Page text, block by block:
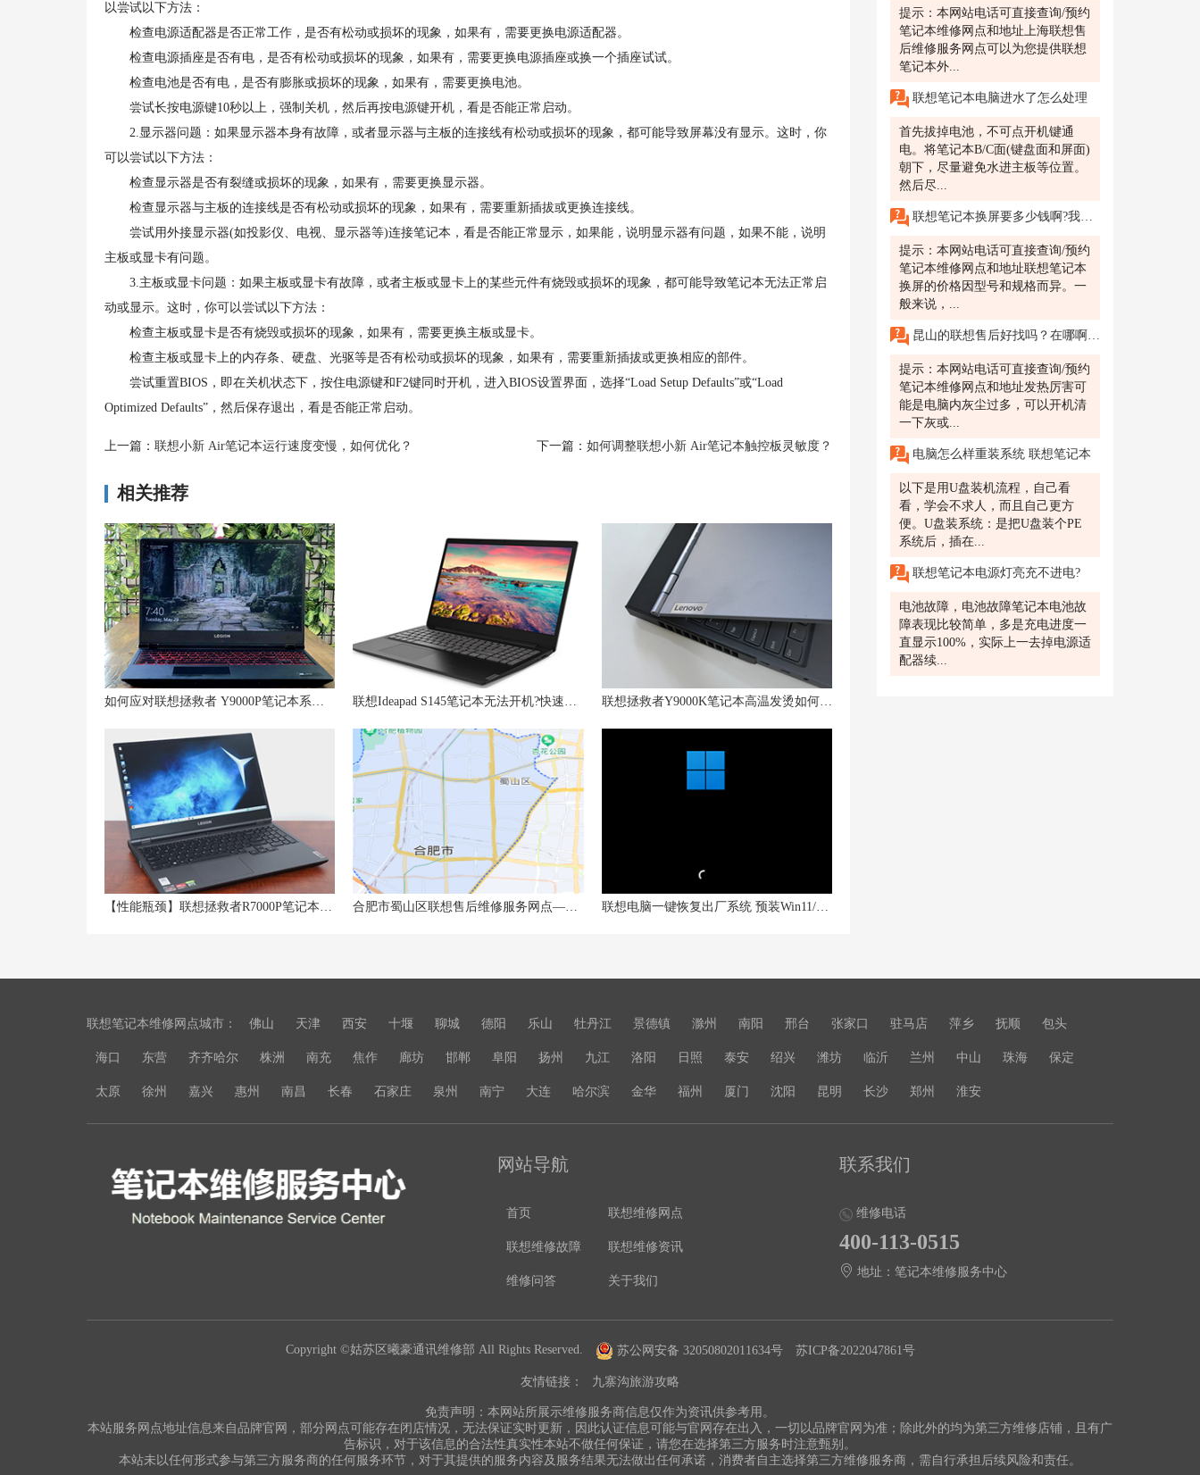
以尝试以下方法：
检查电源适配器是否正常工作，是否有松动或损坏的现象，如果有，需要更换电源适配器。
检查电源插座是否有电，是否有松动或损坏的现象，如果有，需要更换电源插座或换一个插座试试。
检查电池是否有电，是否有膨胀或损坏的现象，如果有，需要更换电池。
尝试长按电源键10秒以上，强制关机，然后再按电源键开机，看是否能正常启动。
2.显示器问题：如果显示器本身有故障，或者显示器与主板的连接线有松动或损坏的现象，都可能导致屏幕没有显示。这时，你
可以尝试以下方法：
检查显示器是否有裂缝或损坏的现象，如果有，需要更换显示器。
检查显示器与主板的连接线是否有松动或损坏的现象，如果有，需要重新插拔或更换连接线。
尝试用外接显示器(如投影仪、电视、显示器等)连接笔记本，看是否能正常显示，如果能，说明显示器有问题，如果不能，说明
主板或显卡有问题。
3.主板或显卡问题：如果主板或显卡有故障，或者主板或显卡上的某些元件有烧毁或损坏的现象，都可能导致笔记本无法正常启
动或显示。这时，你可以尝试以下方法：
检查主板或显卡是否有烧毁或损坏的现象，如果有，需要更换主板或显卡。
检查主板或显卡上的内存条、硬盘、光驱等是否有松动或损坏的现象，如果有，需要重新插拔或更换相应的部件。
尝试重置BIOS，即在关机状态下，按住电源键和F2键同时开机，进入BIOS设置界面，选择“Load Setup Defaults”或“Load
Optimized Defaults”，然后保存退出，看是否能正常启动。
上一篇： 联想小新 Air笔记本运行速度变慢，如何优化？ 下一篇： 如何调整联想小新 Air笔记本触控板灵敏度？
相关推荐
联想拯救者Y9000K笔记本高温发烫如何应对？专家建议揭秘！
联想电脑一键恢复出厂系统 预装Win11/10系统如何恢复出厂备份
提示：本网站电话可直接查询/预约
笔记本维修网点和地址上海联想售
后维修服务网点可以为您提供联想
笔记本外...
联想笔记本电脑进水了怎么处理
首先拔掉电池，不可点开机键通
电。将笔记本B/C面(键盘面和屏面)
朝下，尽量避免水进主板等位置。
然后尽...
联想笔记本换屏要多少钱啊?我的联想笔记本屏幕出现了亮点和坏点，想知道更换屏幕需要多少钱，并希望能在青岛联想售后维修服务网点得到帮助。
提示：本网站电话可直接查询/预约
笔记本维修网点和地址联想笔记本
换屏的价格因型号和规格而异。一
般来说，...
昆山的联想售后好找吗？在哪啊？电脑发热不知道什么原因？
提示：本网站电话可直接查询/预约
笔记本维修网点和地址发热厉害可
能是电脑内灰尘过多，可以开机清
一下灰或...
电脑怎么样重装系统 联想笔记本
以下是用U盘装机流程，自己看
看，学会不求人，而且自己更方
便。U盘装系统：是把U盘装个PE
系统后，插在...
联想笔记本电源灯亮充不进电?
电池故障，电池故障笔记本电池故
障表现比较简单，多是充电进度一
直显示100%，实际上一去掉电源适
配器续...
联想笔记本维修网点城市： 佛山 天津 西安 十堰 聊城 德阳 乐山 牡丹江 景德镇 滁州 南阳 邢台 张家口 驻马店 萍乡 抚顺 包头
海口 东营 齐齐哈尔 株洲 南充 焦作 廊坊 邯郸 阜阳 扬州 九江 洛阳 日照 泰安 绍兴 潍坊 临沂 兰州 中山 珠海 保定
太原 徐州 嘉兴 惠州 南昌 长春 石家庄 泉州 南宁 大连 哈尔滨 金华 福州 厦门 沈阳 昆明 长沙 郑州 淮安
网站导航
首页 联想维修网点
联想维修故障 联想维修资讯
维修问答 关于我们
联系我们
维修电话
400-113-0515
地址：笔记本维修服务中心
Copyright ©姑苏区曦豪通讯维修部 All Rights Reserved. 苏公网安备 32050802011634号 苏ICP备2022047861号
友情链接： 九寨沟旅游攻略
免责声明：本网站所展示维修服务商信息仅作为资讯供参考用。
本站服务网点地址信息来自品牌官网，部分网点可能存在闭店情况，无法保证实时更新，因此认证信息可能与官网存在出入，一切以品牌官网为准；除此外的均为第三方维修店铺，且有广
告标识，对于该信息的合法性真实性本站不做任何保证，请您在选择第三方服务时注意甄别。
本站未以任何形式参与第三方服务商的任何服务环节，对于其提供的服务内容及服务结果无法做出任何承诺，消费者自主选择第三方维修服务商，需自行承担后续风险和责任。